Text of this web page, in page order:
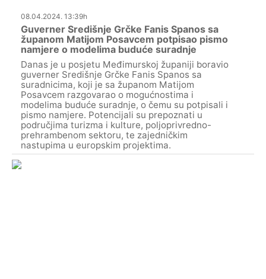
08.04.2024. 13:39h
Guverner Središnje Grčke Fanis Spanos sa
županom Matijom Posavcem potpisao pismo
namjere o modelima buduće suradnje
Danas je u posjetu Međimurskoj županiji boravio
guverner Središnje Grčke Fanis Spanos sa
suradnicima, koji je sa županom Matijom
Posavcem razgovarao o mogućnostima i
modelima buduće suradnje, o čemu su potpisali i
pismo namjere. Potencijali su prepoznati u
područjima turizma i kulture, poljoprivredno-
prehrambenom sektoru, te zajedničkim
nastupima u europskim projektima.